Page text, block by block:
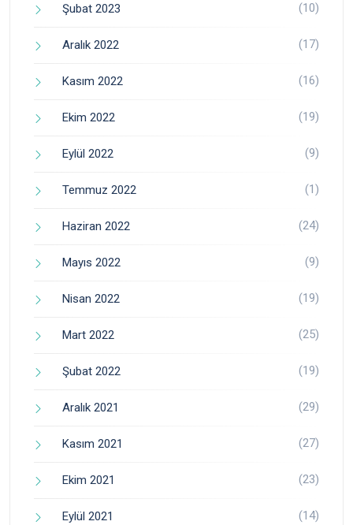
Şubat 2023 (10)
Aralık 2022 (17)
Kasım 2022 (16)
Ekim 2022 (19)
Eylül 2022 (9)
Temmuz 2022 (1)
Haziran 2022 (24)
Mayıs 2022 (9)
Nisan 2022 (19)
Mart 2022 (25)
Şubat 2022 (19)
Aralık 2021 (29)
Kasım 2021 (27)
Ekim 2021 (23)
Eylül 2021 (14)